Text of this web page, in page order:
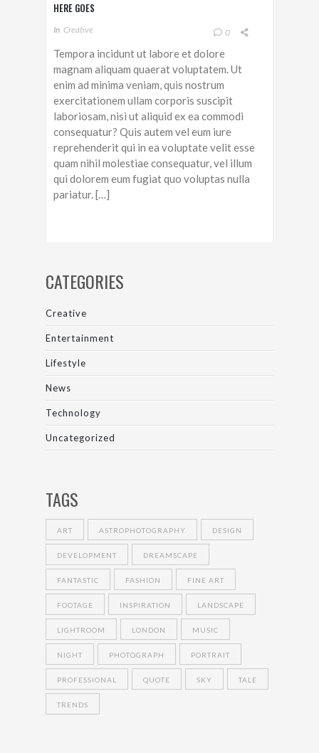
HERE GOES
In Creative 0
Tempora incidunt ut labore et dolore
magnam aliquam quaerat voluptatem. Ut
enim ad minima veniam, quis nostrum
exercitationem ullam corporis suscipit
laboriosam, nisi ut aliquid ex ea commodi
consequatur? Quis autem vel eum iure
reprehenderit qui in ea voluptate velit esse
quam nihil molestiae consequatur, vel illum
qui dolorem eum fugiat quo voluptas nulla
pariatur. […]
CATEGORIES
Creative
Entertainment
Lifestyle
News
Technology
Uncategorized
TAGS
ART ASTROPHOTOGRAPHY DESIGN
DEVELOPMENT DREAMSCAPE
FANTASTIC FASHION FINE ART
FOOTAGE INSPIRATION LANDSCAPE
LIGHTROOM LONDON MUSIC
NIGHT PHOTOGRAPH PORTRAIT
PROFESSIONAL QUOTE SKY TALE
TRENDS